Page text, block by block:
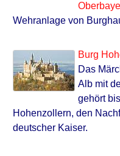
Wehranlage von
Burg
Das
Alb mit
gehört
Hohenzollern, den
deutscher Kaiser.